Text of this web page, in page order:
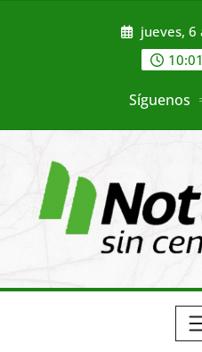
jueves, 6
Síguenos